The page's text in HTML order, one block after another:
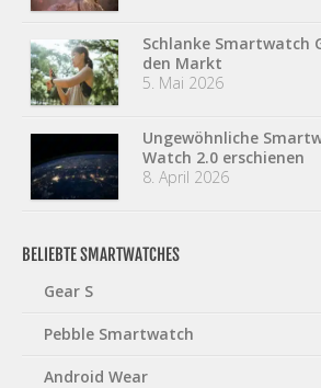
Schlanke Smartwatch
den Markt
5. Mai 2026
Ungewöhnliche
Watch 2.0 erschienen
8. April 2026
BELIEBTE SMARTWATCHES
Gear S
Pebble Smartwatch
Android Wear